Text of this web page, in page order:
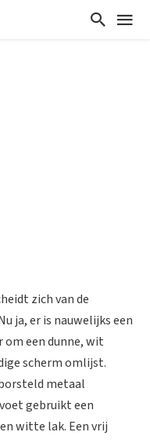
zich van de
ja, er is nauwelijks een
om een dunne, wit
scherm omlijst.
metaal
gebruikt een
witte lak. Een vrij